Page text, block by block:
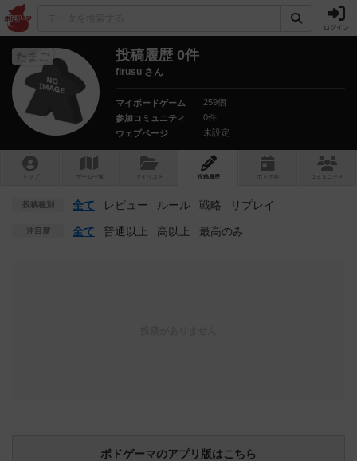
ログイン
たまご 投稿履歴 0件
firusu さん
マイボードゲーム
259個
参加コミュニティ
0件
ウェブページ
未設定
トップ ゲーム一覧 マイリスト 投稿履歴 ボ ドゲ コミュニティ
投稿種別 全て レビュー ルール 戦略 リプレイ
注目度 全て 普通以上 高以上 最高のみ
ボドゲーマのアプリ版はこちら